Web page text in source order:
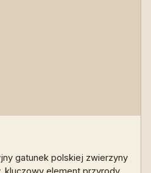
gatunek polskiej zwierzyny